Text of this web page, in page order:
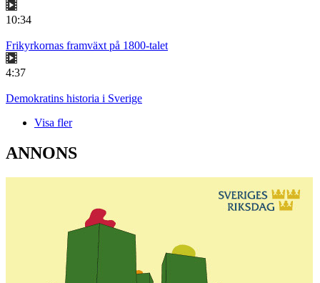
10:34
Frikyrkornas framväxt på 1800-talet
4:37
Demokratins historia i Sverige
Visa fler
ANNONS